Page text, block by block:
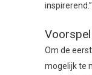
inspirerend.”
Om de
mogelijk te